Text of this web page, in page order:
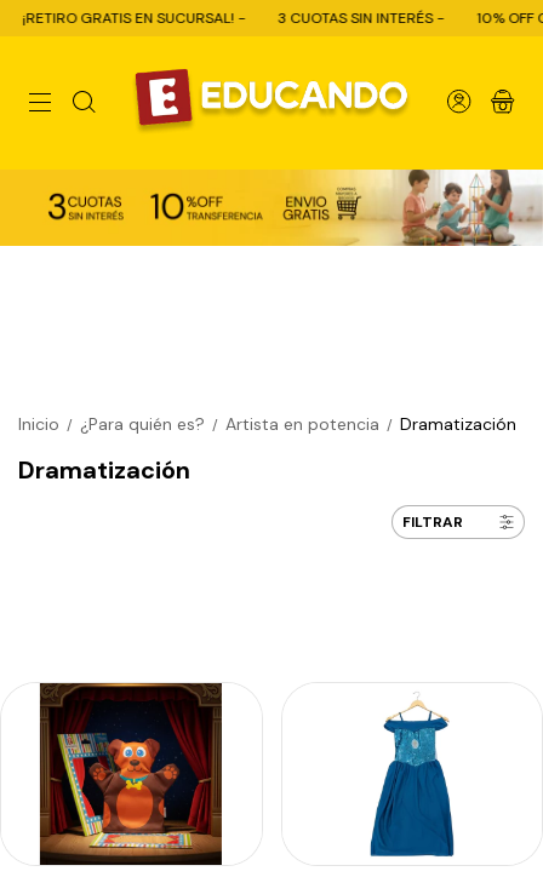
EN SUCURSAL! - 3 CUOTAS SIN INTERÉS - 10% OFF CON
0
Inicio / ¿Para quién es? / Artista en potencia / Dramatización
Dramatización
FILTRAR